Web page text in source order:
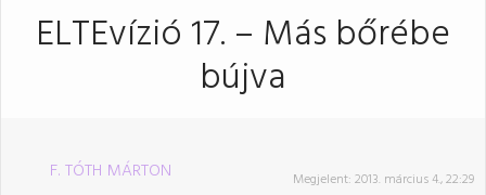
ELTEvízió 17. – Más bőrébe
bújva
F. TÓTH MÁRTON Megjelent: 2013. március 4., 22:29